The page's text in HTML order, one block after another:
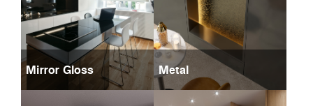
Mirror Gloss Metal